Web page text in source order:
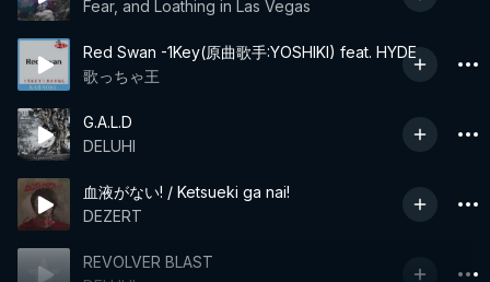
Fear, and Loathing in Las Vegas
Red Swan -1Key(原曲歌手:YOSHIKI) feat. HYDE
歌っちゃ王
G.A.L.D
DELUHI
血液がない! / Ketsueki ga nai!
DEZERT
REVOLVER BLAST